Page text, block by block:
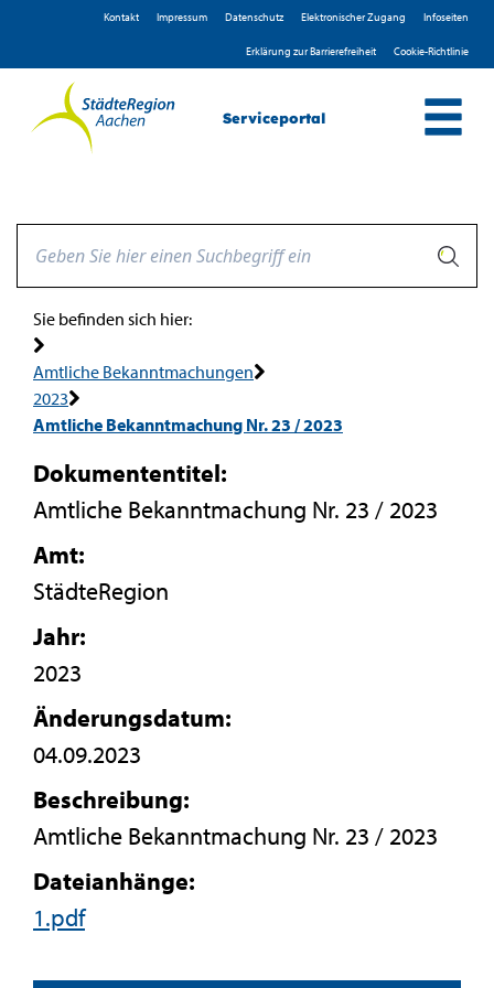
Zum Hauptinhalt springen
Zum Hauptinhalt
Kontakt Impressum D­atenschutz Elektronischer Zugang Infoseiten
Erklärung zur Barrierefreiheit Cookie-Richtlinie
Serviceportal
Sie befinden sich hier:
Amtliche Bekanntmachungen
2023
Amtliche Bekanntmachung Nr. 23 / 2023
Dokumententitel:
Amtliche Bekanntmachung Nr. 23 / 2023
Amt:
StädteRegion
Jahr:
2023
Änderungsdatum:
04.09.2023
Beschreibung:
Amtliche Bekanntmachung Nr. 23 / 2023
Dateianhänge:
1.pdf